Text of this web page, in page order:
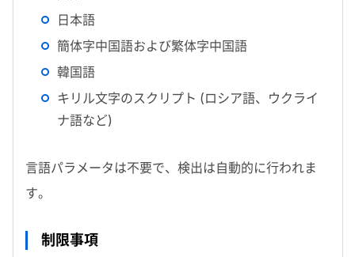
日本語
簡体字中国語および繁体字中国語
韓国語
キリル文字のスクリプト (ロシア語、ウクライ
ナ語など)
言語パラメータは不要で、検出は自動的に行われま
す。
制限事項